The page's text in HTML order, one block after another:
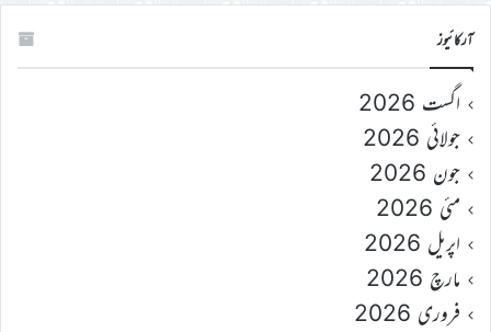
آرکائیوز
اگست 2026
جولائی 2026
جون 2026
مئی 2026
اپریل 2026
مارچ 2026
فروری 2026